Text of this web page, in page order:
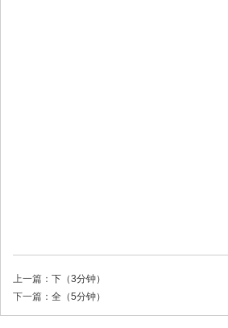
上一篇： 下（3分钟）
下一篇： 全（5分钟）